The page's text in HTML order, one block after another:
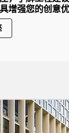
增强您的创意优